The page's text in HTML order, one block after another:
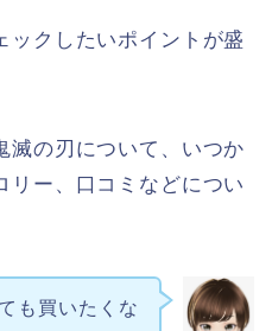
ックしたいポイントが盛
滅の刃について、いつか
リー、口コミなどについ
も買いたくな